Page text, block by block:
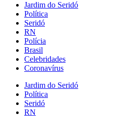
Jardim do Seridó
Política
Seridó
RN
Polícia
Brasil
Celebridades
Coronavírus
Jardim do Seridó
Política
Seridó
RN